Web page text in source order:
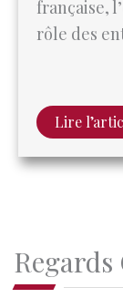
Ne pas
au